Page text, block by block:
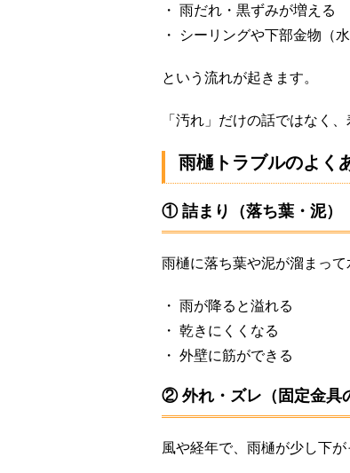
・ 雨だれ・黒ずみが増える
・ シーリングや下部金物（
という流れが起きます。
「汚れ」だけの話ではなく
雨樋トラブルのよく
① 詰まり（落ち葉・泥）
雨樋に落ち葉や泥が溜まって
・ 雨が降ると溢れる
・ 乾きにくくなる
・ 外壁に筋ができる
② 外れ・ズレ（固定金具
風や経年で、雨樋が少し下